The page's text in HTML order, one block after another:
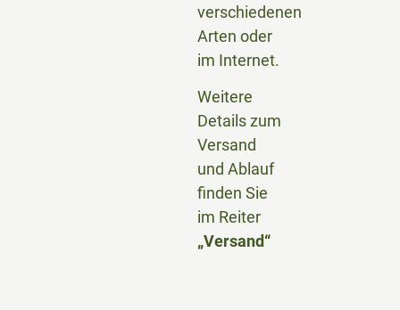
verschiedenen
Arten oder
im Internet.
Weitere
Details zum
Versand
und Ablauf
finden Sie
im Reiter
„Versand“